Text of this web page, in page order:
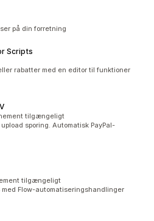
på din forretning
Scripts
rabatter med en editor til funktioner
tilgængeligt
sporing. Automatisk PayPal-
tilgængeligt
Flow-automatiseringshandlinger